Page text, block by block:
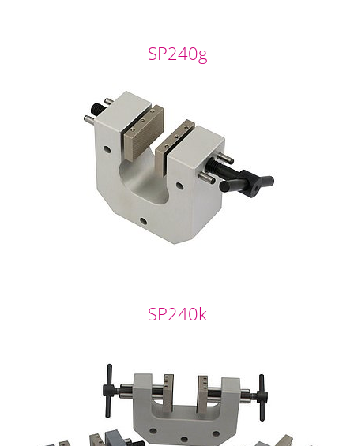
SP240g
SP240k